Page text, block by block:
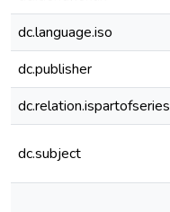
dc.language.iso
dc.publisher
dc.relation.ispartofseries
dc.subject